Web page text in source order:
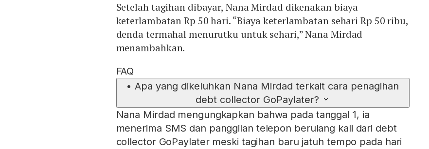
Setelah tagihan dibayar, Nana Mirdad dikenakan biaya
keterlambatan Rp 50 hari. “Biaya keterlambatan sehari Rp 50 ribu,
denda termahal menurutku untuk sehari,” Nana Mirdad
menambahkan.
FAQ
• Apa yang dikeluhkan Nana Mirdad terkait cara penagihan
debt collector GoPaylater?
Nana Mirdad mengungkapkan bahwa pada tanggal 1, ia
menerima SMS dan panggilan telepon berulang kali dari debt
collector GoPaylater meski tagihan baru jatuh tempo pada hari